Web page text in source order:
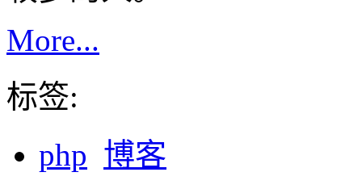
More...
标签:
php 博客